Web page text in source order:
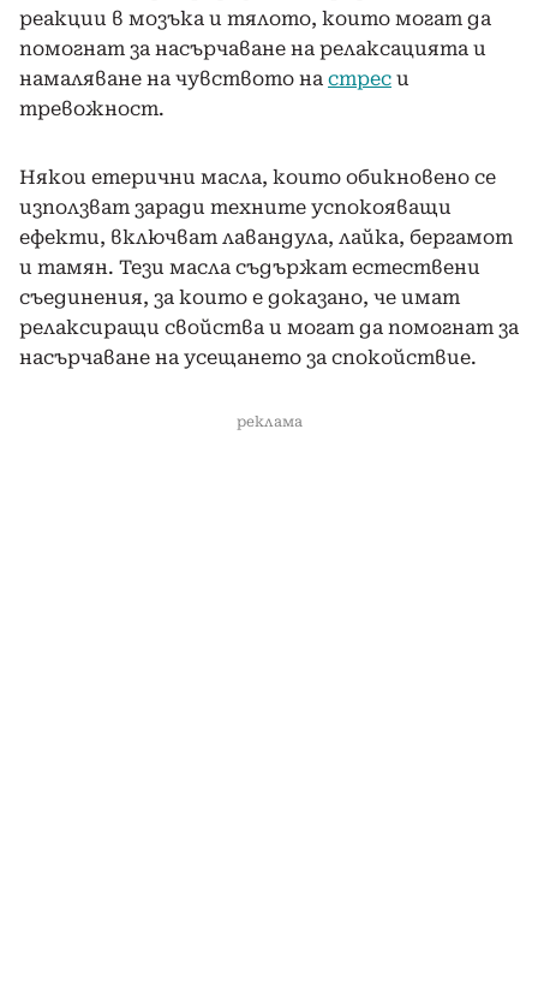
реакции в мозъка и тялото, които могат да
помогнат за насърчаване на релаксацията и
намаляване на чувството на стрес и
тревожност.
Някои етерични масла, които обикновено се
използват заради техните успокояващи
ефекти, включват лавандула, лайка, бергамот
и тамян. Тези масла съдържат естествени
съединения, за които е доказано, че имат
релаксиращи свойства и могат да помогнат за
насърчаване на усещането за спокойствие.
реклама